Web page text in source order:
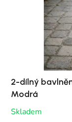
2-dílný
Modrá
Skladem